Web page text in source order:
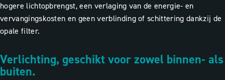
hogere lichtopbrengst, een verlaging van de energie- en
vervangingskosten en geen verblinding of schittering dankzij de
opale filter.
Verlichting, geschikt voor zowel binnen- als
buiten.